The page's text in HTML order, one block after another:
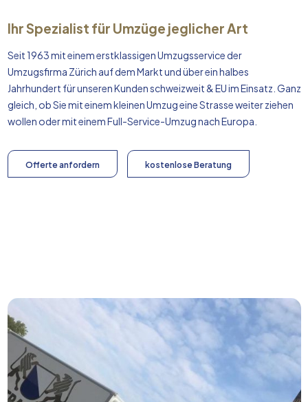
Ihr Spezialist für Umzüge jeglicher Art
Seit 1963 mit einem erstklassigen Umzugsservice der
Umzugsfirma Zürich auf dem Markt und über ein halbes
Jahrhundert für unseren Kunden schweizweit & EU im Einsatz. Ganz
gleich, ob Sie mit einem kleinen Umzug eine Strasse weiter ziehen
wollen oder mit einem Full-Service-Umzug nachEuropa
Offerte anfordern kostenlose Beratung